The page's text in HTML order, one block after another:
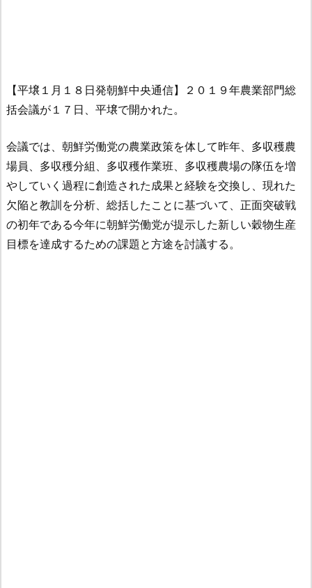
【平壌１月１８日発朝鮮中央通信】２０１９年農業部門総
括会議が１７日、平壌で開かれた。
会議では、朝鮮労働党の農業政策を体して昨年、多収穫農
場員、多収穫分組、多収穫作業班、多収穫農場の隊伍を増
やしていく過程に創造された成果と経験を交換し、現れた
欠陥と教訓を分析、総括したことに基づいて、正面突破戦
の初年である今年に朝鮮労働党が提示した新しい穀物生産
目標を達成するための課題と方途を討議する。